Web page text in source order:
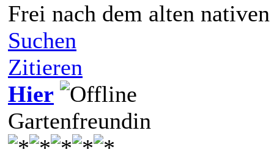
Frei nach dem alten
Suchen
Zitieren
Hier
Gartenfreundin